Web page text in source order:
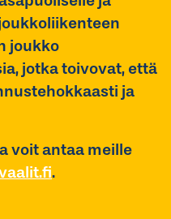
joukko
jotka toivovat, että
ja
voit antaa meille
.